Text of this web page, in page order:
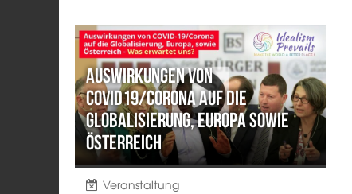
Auswirkungen von
Covid19/Corona auf die
Globalisierung, Europa sowie
Österreich
Veranstaltung